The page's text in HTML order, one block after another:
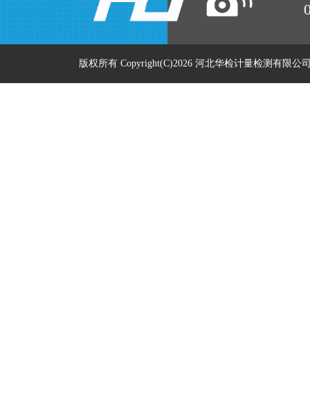
版权所有 Copyright(C)2026 河北华检计量检测有限